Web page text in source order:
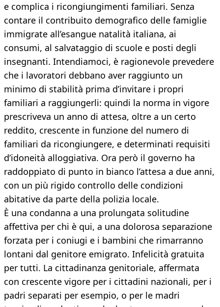
e complica i ricongiungimenti familiari. Senza
contare il contribuito demografico delle famiglie
immigrate all’esangue natalità italiana, ai
consumi, al salvataggio di scuole e posti degli
insegnanti. Intendiamoci, è ragionevole prevedere
che i lavoratori debbano aver raggiunto un
minimo di stabilità prima d’invitare i propri
familiari a raggiungerli: quindi la norma in vigore
prescriveva un anno di attesa, oltre a un certo
reddito, crescente in funzione del numero di
familiari da ricongiungere, e determinati requisiti
d’idoneità alloggiativa. Ora però il governo ha
raddoppiato di punto in bianco l’attesa a due anni,
con un più rigido controllo delle condizioni
abitative da parte della polizia locale.
È una condanna a una prolungata solitudine
affettiva per chi è qui, a una dolorosa separazione
forzata per i coniugi e i bambini che rimarranno
lontani dal genitore emigrato. Infelicità gratuita
per tutti. La cittadinanza genitoriale, affermata
con crescente vigore per i cittadini nazionali, per i
padri separati per esempio, o per le madri